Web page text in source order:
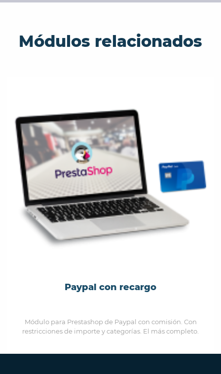
Módulos relacionados
Paypal con recargo
Módulo para Prestashop de Paypal con comisión. Con
restricciones de importe y categorías. El más completo.